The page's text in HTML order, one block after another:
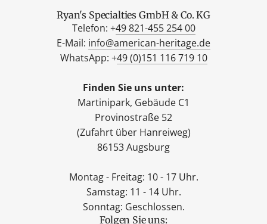
Ryan's Specialties GmbH & Co. KG
Telefon: +49 821-455 254 00
E-Mail: info@american-heritage.de
WhatsApp: +49 (0)151 116 719 10
Finden Sie uns unter:
Martinipark, Gebäude C1
Provinostraße 52
(Zufahrt über Hanreiweg)
86153 Augsburg
Montag - Freitag: 10 - 17 Uhr.
Samstag: 11 - 14 Uhr.
Sonntag: Geschlossen.
Folgen Sie uns: